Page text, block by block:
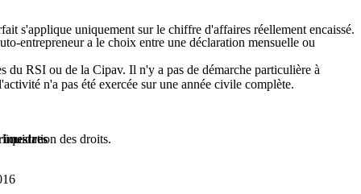
s'applique uniquement sur le chiffre d'affaires réellement encaissé.
n'a pas été exercée sur une année civile complète.
RSI ou de la Cipav. Il n'y a pas de démarche particulière à
des droits.
entrepreneur a le choix entre une déclaration mensuelle ou